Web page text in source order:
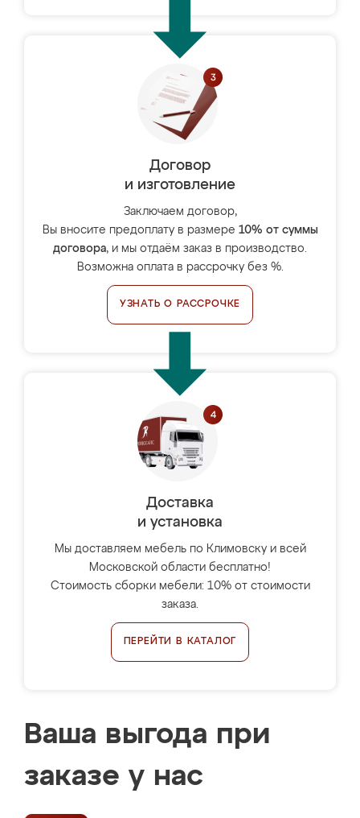
Договор
и изготовление
Заключаем договор,
Вы вносите предоплату в размере 10% от суммы
договора, и мы отдаём заказ в производство.
Возможна оплата в рассрочку без %.
УЗНАТЬ О РАССРОЧКЕ
Доставка
и установка
Мы доставляем мебель по Климовску и всей
Московской области бесплатно!
Стоимость сборки мебели: 10% от стоимости
заказа.
ПЕРЕЙТИ В КАТАЛОГ
Ваша выгода при
заказе у нас